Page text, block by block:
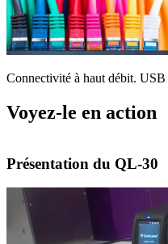
Connectivité à haut débit.
Voyez-le en action
Présentation du QL-30